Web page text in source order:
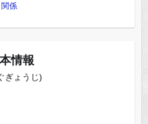
係
情報
ぎょうじ)